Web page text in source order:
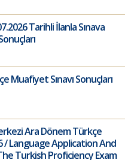
Tarihli İlanla Sınava
Muafiyet Sınavı Sonuçları
Ara Dönem Türkçe
/ Language Application And
Turkish Proficiency Exam